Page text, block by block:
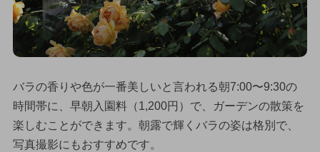
バラの香りや色が一番美しいと言われる朝7:00〜9:30の
時間帯に、早朝入園料（1,200円）で、ガーデンの散策を
楽しむことができます。朝露で輝くバラの姿は格別で、
写真撮影にもおすすめです。